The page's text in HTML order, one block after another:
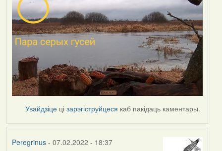
Увайдзіце цізарэгіструйцеся каб пакідаць каментары.
Peregrinus- 07.02.2022 - 18:37